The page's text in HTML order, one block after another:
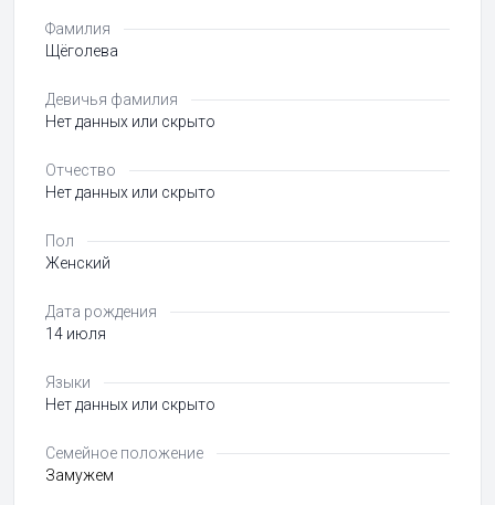
Фамилия
Щёголева
Девичья фамилия
Нет данных или скрыто
Отчество
Нет данных или скрыто
Пол
Женский
Дата рождения
14 июля
Языки
Нет данных или скрыто
Семейное положение
Замужем